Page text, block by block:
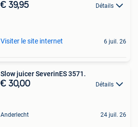
€ 39,95 Détails
Visiter le site internet 6 juil. 26
Slow juicer SeverinES 3571.
€ 30,00 Détails
Anderlecht 24 juil. 26